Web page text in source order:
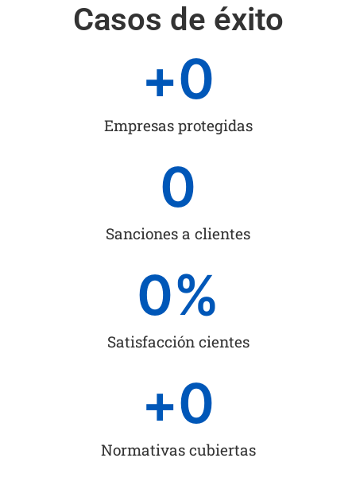
Casos de éxito
Empresas protegidas
+0
Sanciones a clientes
0
Satisfacción cientes
0%
Normativas cubiertas
+0